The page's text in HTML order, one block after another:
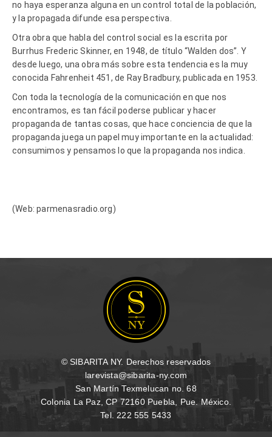
no haya esperanza alguna en un control total de la población,
y la propagada difunde esa perspectiva.
Otra obra que habla del control social es la escrita por
Burrhus Frederic Skinner, en 1948, de título “Walden dos”. Y
desde luego, una obra más sobre esta tendencia es la muy
conocida Fahrenheit 451, de Ray Bradbury, publicada en 1953.
Con toda la tecnología de la comunicación en que nos
encontramos, es tan fácil poderse publicar y hacer
propaganda de tantas cosas, que hace conciencia de que la
propaganda juega un papel muy importante en la actualidad:
consumimos y pensamos lo que la propaganda nos indica.
(Web: parmenasradio.org)
© SIBARITA NY. Derechos reservados
larevista@sibarita-ny.com
San Martín Texmelucan no. 68
Colonia La Paz, CP 72160 Puebla, Pue. México.
Tel. 222 555 5433